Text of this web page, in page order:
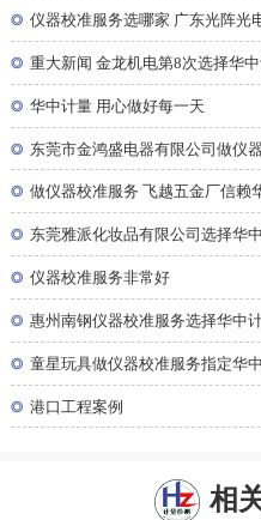
◎ 仪器校准服务选哪家 广东光阵光
◎ 重大新闻 金龙机电第8次选择华
◎ 华中计量 用心做好每一天
◎ 东莞市金鸿盛电器有限公司做仪
◎ 做仪器校准服务 飞越五金厂信赖
◎ 东莞雅派化妆品有限公司选择华
◎ 仪器校准服务非常好
◎ 惠州南钢仪器校准服务选择华中
◎ 童星玩具做仪器校准服务指定华
◎ 港口工程案例
相